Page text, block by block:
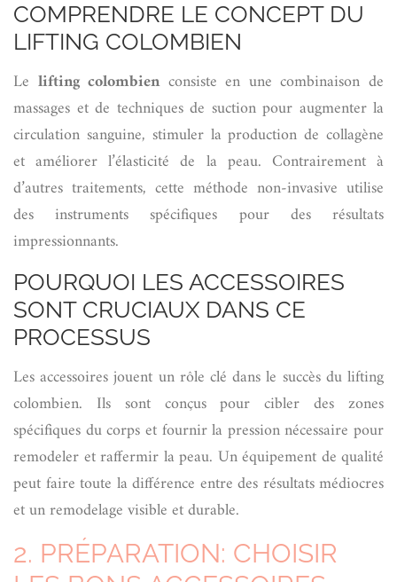
COMPRENDRE LE CONCEPT DU
LIFTING COLOMBIEN
Le lifting colombienconsiste en une combinaison de
massages et de techniques de suction pour augmenter la
circulation sanguine, stimuler la production de collagène
et améliorer l’élasticité de la peau. Contrairement à
d’autres traitements, cette méthode non-invasive utilise
des instruments spécifiques pour des résultats
impressionnants.
POURQUOI LES ACCESSOIRES
SONT CRUCIAUX DANS CE
PROCESSUS
Les accessoires jouent un rôle clé dans le succès du lifting
colombien. Ils sont conçus pour cibler des zones
spécifiques du corps et fournir la pression nécessaire pour
remodeler et raffermir la peau. Un équipement de qualité
peut faire toute la différence entre des résultats médiocres
et un remodelage visible et durable.
2. PRÉPARATION: CHOISIR